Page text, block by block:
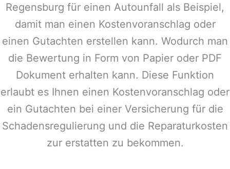
Regensburg für einen Autounfall als Beispiel,
damit man einen Kostenvoranschlag oder
einen Gutachten erstellen kann. Wodurch man
die Bewertung in Form von Papier oder PDF
Dokument erhalten kann. Diese Funktion
erlaubt es Ihnen einen Kostenvoranschlag oder
ein Gutachten bei einer Versicherung für die
Schadensregulierung und die Reparaturkosten
zur erstatten zu bekommen.